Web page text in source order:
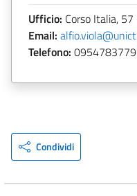
Ufficio: Corso Italia,
Email:
Telefono: 0954783779
Condividi